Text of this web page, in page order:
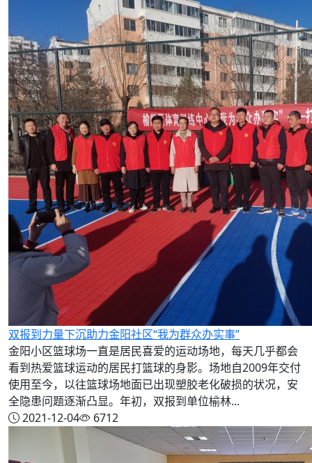
双报到力量下沉助力金阳社区“我为群众办实事”
金阳小区篮球场一直是居民喜爱的运动场地，每天几乎都会
看到热爱篮球运动的居民打篮球的身影。场地自2009年交付
使用至今，以往篮球场地面已出现塑胶老化破损的状况，安
全隐患问题逐渐凸显。年初，双报到单位榆林...
2021-12-04
6712